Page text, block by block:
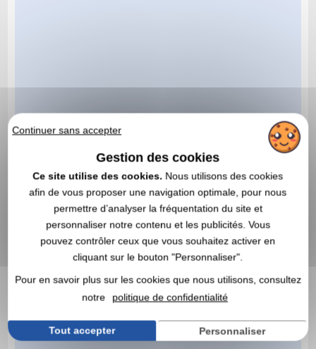
Continuer sans accepter
Gestion des cookies
Ce site utilise des cookies. Nous utilisons des cookies
afin de vous proposer une navigation optimale, pour nous
permettre d’analyser la fréquentation du site et
personnaliser notre contenu et les publicités. Vous
pouvez contrôler ceux que vous souhaitez activer en
cliquant sur le bouton "Personnaliser".
Pour en savoir plus sur les cookies que nous utilisons, consultez
notre
politique de confidentialité
Tout accepter Personnaliser